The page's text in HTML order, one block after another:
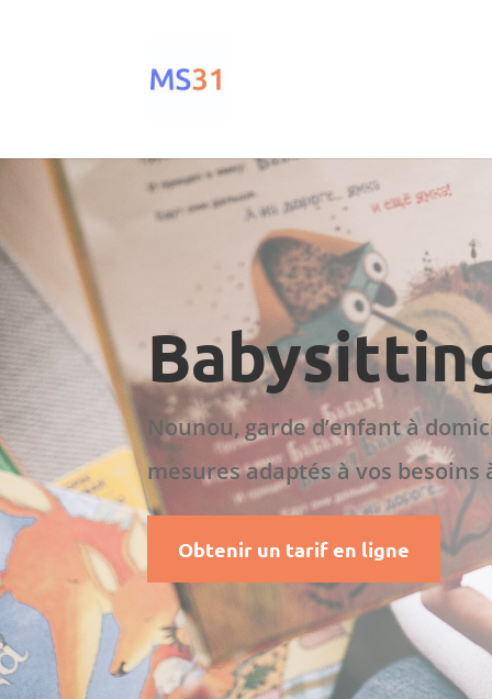
Nounou, garde d’enfant à
mesures adaptés à vos besoins
Obtenir un tarif en ligne